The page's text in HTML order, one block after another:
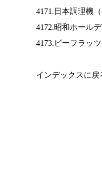
4171.日本調理機（
4172.昭和ホール
4173.ビーフラッ
インデックスに戻